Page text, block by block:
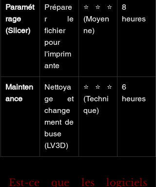
Paramét
rage
(Slicer)
Prépare
r le
fichier
pour
l'imprim
ante
⭐⭐⭐
(Moyen
ne)
8
heures
Mainten
ance
Nettoya
ge et
change
ment de
buse
(LV3D)
⭐⭐⭐
(Techni
que)
6
heures
Est-ce que les logiciels